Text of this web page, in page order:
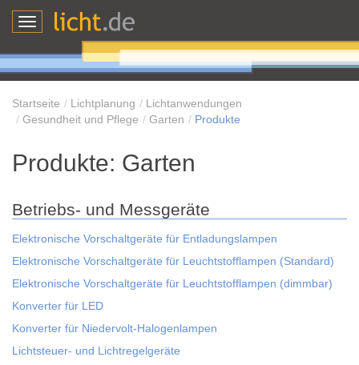
Toggle
Startseite Lichtplanung
Lichtanwendungen
Gesundheit und Pflege
Garten Produkte
Produkte: Garten
Betriebs- und Messgeräte
Elektronische Vorschaltgeräte für Entladungslampen
Elektronische Vorschaltgeräte für Leuchtstofflampen (Standard)
Elektronische Vorschaltgeräte für Leuchtstofflampen (dimmbar)
Konverter für LED
Konverter für Niedervolt-Halogenlampen
Lichtsteuer- und Lichtregelgeräte